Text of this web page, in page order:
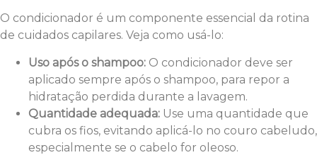
O condicionador é um componente essencial da rotina
de cuidados capilares. Veja como usá-lo:
Uso após o shampoo: O condicionador deve ser
aplicado sempre após o shampoo, para repor a
hidratação perdida durante a lavagem.
Quantidade adequada: Use uma quantidade que
cubra os fios, evitando aplicá-lo no couro cabeludo,
especialmente se o cabelo for oleoso.